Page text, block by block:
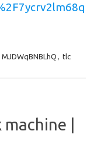
MJDWqBNBLhQ , tlc
|